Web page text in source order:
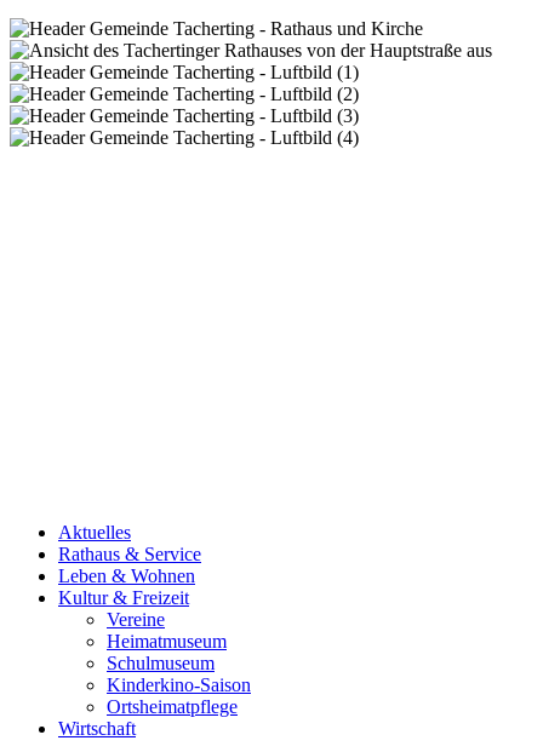
Aktuelles
Rathaus & Service
Leben & Wohnen
Kultur & Freizeit
Vereine
Heimatmuseum
Schulmuseum
Kinderkino-Saison
Ortsheimatpflege
Wirtschaft